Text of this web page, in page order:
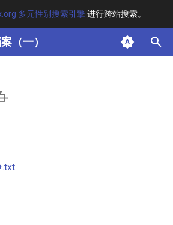
多元性别搜索引擎进行跨站搜索。
（一）
.txt